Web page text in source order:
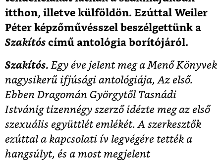
itthon, illetve külföldön. Ezúttal Weiler
Péter képzőművésszel beszélgettünk a
Szakítós című antológia borítójáról.
Szakítós. Egy éve jelent meg a Menő Könyvek
nagysikerű ifjúsági antológiája, Az első.
Ebben Dragomán Györgytől Tasnádi
Istvánig tizennégy szerző idézte meg az első
szexuális együttlét emlékét. A szerkesztők
ezúttal a kapcsolati ív legvégére tették a
hangsúlyt, és a most megjelent